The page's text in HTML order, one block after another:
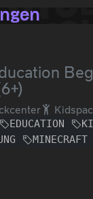
EDUCATION
MINECRAFT